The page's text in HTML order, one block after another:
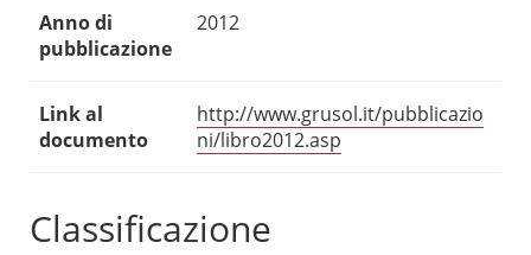
Anno di
pubblicazione
2012
Link al
documento
http://www.grusol.it/pubblicazio
ni/libro2012.asp
Classificazione